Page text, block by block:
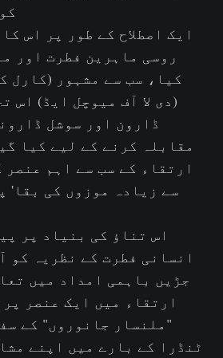
ایک اصطلاح کے طور پر اس
روسی ماہرین فطرت اور
کیا، سب سے مشہور (کارل
(دی لا آف میوچل ایڈ) اس
ڈارون اور سوشل
مقابلہ کرنے کے لیے کیا
ارتقاء کے سب سے اہم
سے زیادہ موزوں کی بقا'
اس تناؤ کی بنیاد پر
انسانی فطرت کے نظریہ کو
جڑیں باہمی امداد میں
ارتقاء میں ایک عنصر
"ملنسار جانوروں" کے
ٹنڈرا کے بارے میں اپنے